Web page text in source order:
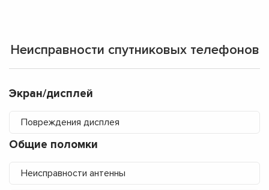
Неисправности спутниковых телефонов
Экран/дисплей
Повреждения дисплея
Общие поломки
Неисправности антенны